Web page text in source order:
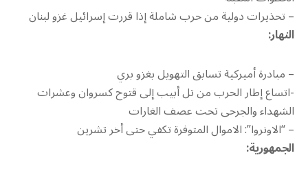
– تحذيرات دولية من حرب شاملة إذا قررت إسرائيل غزو لبنان
النهار:
– مبادرة أميركية تسابق التهويل بغزو بري
-اتساع إطار الحرب من تل أبيب إلى قتوح كسروان وعشرات
الشهداء والجرحى تحت عصف الغارات
– “الاونروا”: الاموال المتوفرة تكفي حتى أخر تشرين
الجمهورية: